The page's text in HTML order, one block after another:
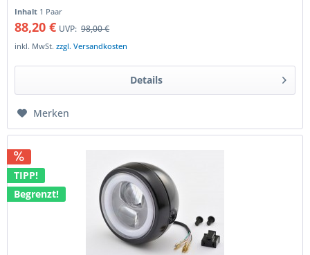
Inhalt 1 Paar
88,20 € UVP: 98,00 €
inkl. MwSt.zzgl. Versandkosten
Details
Merken
TIPP!
Begrenzt!